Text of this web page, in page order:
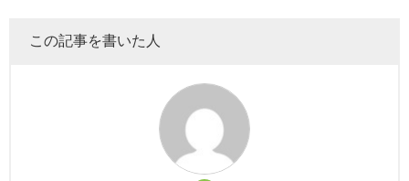
この記事を書いた人